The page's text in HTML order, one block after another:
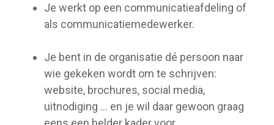
Je werkt op een communicatieafdeling of
als communicatiemedewerker.
Je bent in de organisatie dé persoon naar
wie gekeken wordt om te schrijven:
website, brochures, social media,
uitnodiging … en je wil daar gewoon graag